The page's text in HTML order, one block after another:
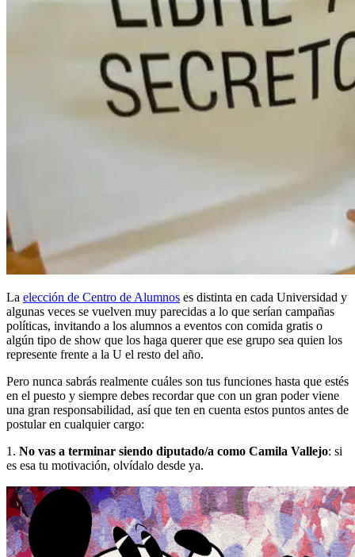
La elección de Centro de Alumnos es distinta en cada Universidad y
algunas veces se vuelven muy parecidas a lo que serían campañas
políticas, invitando a los alumnos a eventos con comida gratis o
algún tipo de show que los haga querer que ese grupo sea quien los
represente frente a la U el resto del año.
Pero nunca sabrás realmente cuáles son tus funciones hasta que estés
en el puesto y siempre debes recordar que con un gran poder viene
una gran responsabilidad, así que ten en cuenta estos puntos antes de
postular en cualquier cargo:
1. No vas a terminar siendo diputado/a como Camila Vallejo: si
es esa tu motivación, olvídalo desde ya.